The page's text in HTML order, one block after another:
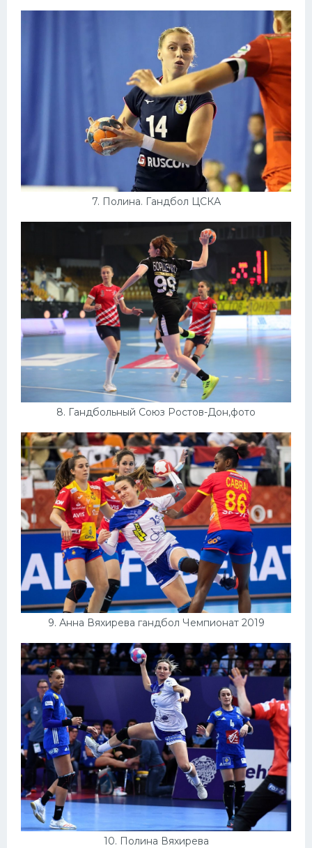
7. Полина. Гандбол ЦСКА
8. Гандбольный Союз Ростов-Дон,фото
9. Анна Вяхирева гандбол Чемпионат 2019
10. Полина Вяхирева